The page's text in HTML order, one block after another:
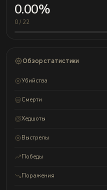
0.00%
0 / 22
Обзор статистики
Убийства
Смерти
Хедшоты
Выстрелы
Победы
Поражения